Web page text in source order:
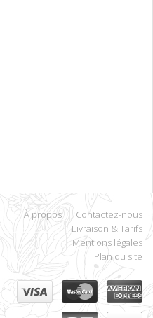
À propos
Contactez-nous
Livraison & Tarifs
Mentions légales
Plan du site